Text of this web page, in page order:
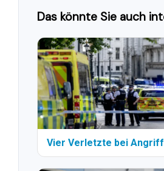
Das könnte Sie auch
Vier Verletzte bei